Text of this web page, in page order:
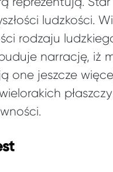
ludzkości.
rodzaju
narrację, iż
one jeszcze